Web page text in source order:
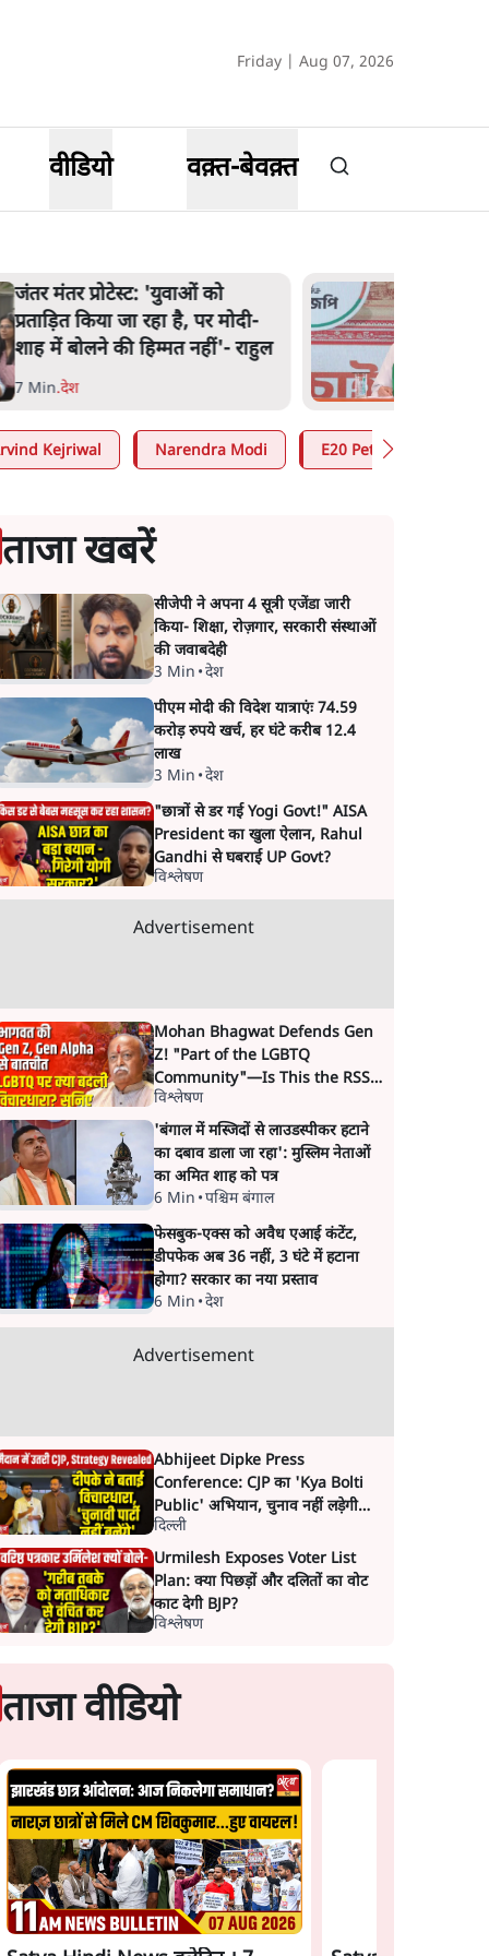
Friday | Aug 07, 2026
वीडियो वक़्त-बेवक़्त
'अमित शाह के संसद में आने पर
विचार करे सरकार': राज्यसभा
सभापति ने केंद्र से कहा
5 Min.देश
Kejriwal Narendra Modi E20 Petrol Controversy
ताजा खबरें
सीजेपी ने अपना 4 सूत्री एजेंडा जारी
किया- शिक्षा, रोज़गार, सरकारी संस्थाओं
की जवाबदेही
3 Min •देश
पीएम मोदी की विदेश यात्राएंः 74.59
करोड़ रुपये खर्च, हर घंटे करीब 12.4
लाख
3 Min •देश
"छात्रों से डर गई Yogi Govt!" AISA
President का खुला ऐलान, Rahul
Gandhi से घबराई UP Govt?
विश्लेषण
Advertisement
Mohan Bhagwat Defends Gen
Z! "Part of the LGBTQ
Community"—Is This the RSS's
New Move?
विश्लेषण
'बंगाल में मस्जिदों से लाउडस्पीकर हटाने
का दबाव डाला जा रहा': मुस्लिम नेताओं
का अमित शाह को पत्र
6 Min •पश्चिम बंगाल
फेसबुक-एक्स को अवैध एआई कंटेंट,
डीपफेक अब 36 नहीं, 3 घंटे में हटाना
होगा? सरकार का नया प्रस्ताव
6 Min •देश
Advertisement
Abhijeet Dipke Press
Conference: CJP का 'Kya Bolti
Public' अभियान, चुनाव नहीं लड़ेगी
CJP!
दिल्ली
Urmilesh Exposes Voter List
Plan: क्या पिछड़ों और दलितों का वोट
काट देगी BJP?
विश्लेषण
ताजा वीडियो